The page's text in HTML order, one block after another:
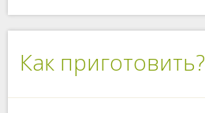
Как приготовить?